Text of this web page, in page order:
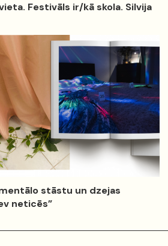
Festivāls ir/kā skola. Silvija
stāstu un dzejas
neticēs”